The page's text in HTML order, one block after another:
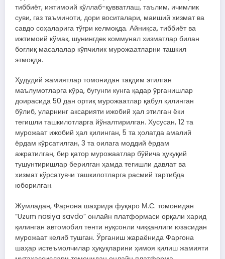
тиббиёт, ижтимоий қўллаб-қувватлаш, таълим, ичимлик
суви, газ таъминоти, дори воситалари, маиший хизмат ва
савдо соҳаларига тўғри келмоқда. Айниқса, тиббиёт ва
ижтимоий кўмак, шунингдек коммунал хизматлар билан
боғлиқ масалалар кўпчилик мурожаатларни ташкил
этмоқда.
Ҳудудий жамиятлар томонидан тақдим этилган
маълумотларга кўра, бугунги кунга қадар ўрганишлар
доирасида 50 дан ортиқ мурожаатлар қабул қилинган
бўлиб, уларнинг аксарияти ижобий ҳал этилган ёки
тегишли ташкилотларга йўналтирилган. Хусусан, 12 та
мурожаат ижобий ҳал қилинган, 5 та ҳолатда амалий
ёрдам кўрсатилган, 3 та оилага моддий ёрдам
ажратилган, бир қатор мурожаатлар бўйича ҳуқуқий
тушунтиришлар берилган ҳамда тегишли давлат ва
хизмат кўрсатувчи ташкилотларга расмий тартибда
юборилган.
Жумладан, Фарғона шаҳрида фуқаро М.С. томонидан
“Uzum nasiya savdo” онлайн платформаси орқали харид
қилинган автомобил тенти нуқсонли чиққанлиги юзасидан
мурожаат келиб тушган. Ўрганиш жараёнида Фарғона
шаҳар истеъмолчилар ҳуқуқларини ҳимоя қилиш жамияти